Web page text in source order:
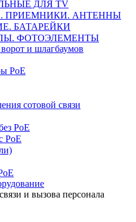
ДЛЯ TV
ПРИЕМНИКИ. АНТЕННЫ
БАТАРЕЙКИ
ФОТОЭЛЕМЕНТЫ
и шлагбаумов
РоЕ
сотовой связи
РоЕ
РоЕ
и вызова персонала